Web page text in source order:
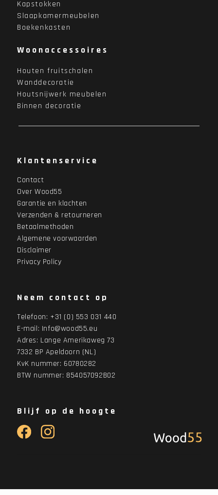
Kapstokken
Slaapkamermeubelen
Boekenkasten
Woonaccessoires
Houten fruitschalen
Wanddecoratie
Houtsnijwerk meubelen
Binnen decoratie
Klantenservice
Contact
Over Wood55
Garantie en klachten
Verzenden & retourneren
Betaalmethoden
Algemene voorwaarden
Disclaimer
Privacy Policy
Neem contact op
Telefoon: +31 (0) 553 031 440
E-mail: Info@wood55.eu
Adres: Lange Amerikaweg 73
7332 BP Apeldoorn (NL)
KvK nummer: 60780282
BTW nummer: 854057092B02
Blijf op de hoogte